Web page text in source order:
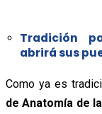
Tradición
abrirá sus
Como ya es
de Anatomía de